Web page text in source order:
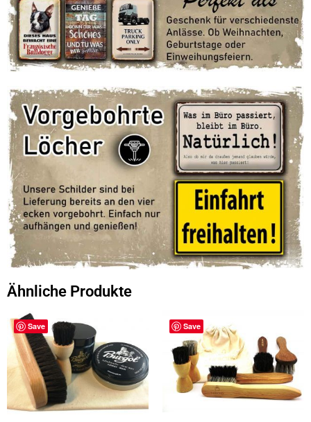
Ähnliche Produkte
Save Save